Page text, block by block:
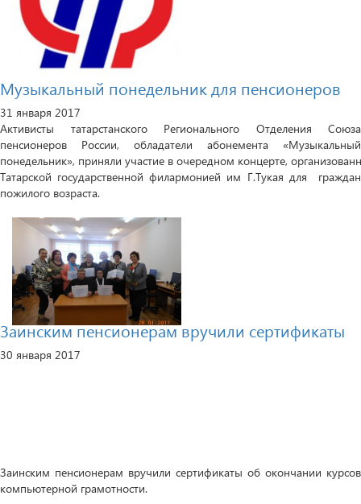
Музыкальный понедельник для пенсионеров
31 января 2017
Активисты татарстанского Регионального Отделения Союза
пенсионеров России, обладатели абонемента «Музыкальный
понедельник», приняли участие в очередном концерте,
Татарской государственной филармонией им Г.Тукая для граждан
пожилого возраста.
Заинским пенсионерам вручили сертификаты
30 января 2017
Заинским пенсионерам вручили сертификаты об окончании курсов
компьютерной грамотности.